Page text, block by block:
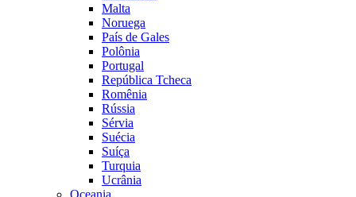
Malta
Noruega
País de Gales
Polônia
Portugal
República Tcheca
Romênia
Rússia
Sérvia
Suécia
Suíça
Turquia
Ucrânia